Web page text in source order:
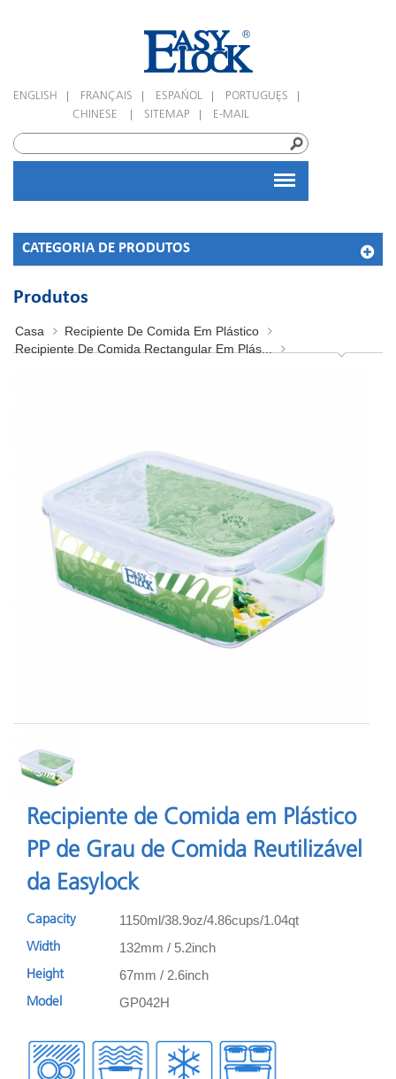
ENGLISH FRANÇAIS ESPAÑOL PORTUGUÊS
CHINESE SITEMAP E-MAIL
CATEGORIA DE PRODUTOS
Produtos
Casa
Recipiente De Comida Em Plástico
Recipiente De Comida Rectangular Em Plás...
Recipiente de Comida em Plástico
PP de Grau de Comida Reutilizável
da Easylock
Capacity 1150ml/38.9oz/4.86cups/1.04qt
Width 132mm / 5.2inch
Height 67mm / 2.6inch
Model GP042H